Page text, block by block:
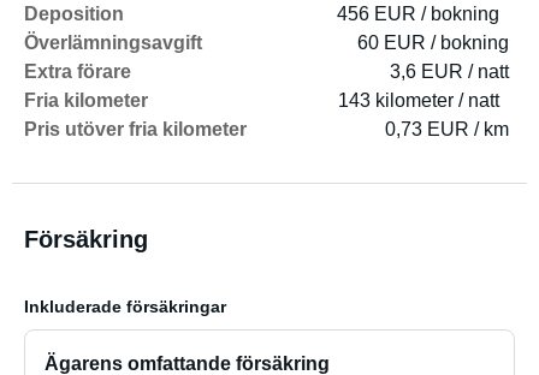
Deposition
456 EUR / bokning
Överlämningsavgift
60 EUR / bokning
Extra förare
3,6 EUR / natt
Fria kilometer
143 kilometer / natt
Pris utöver fria kilometer
0,73 EUR / km
Försäkring
Inkluderade försäkringar
Ägarens omfattande försäkring